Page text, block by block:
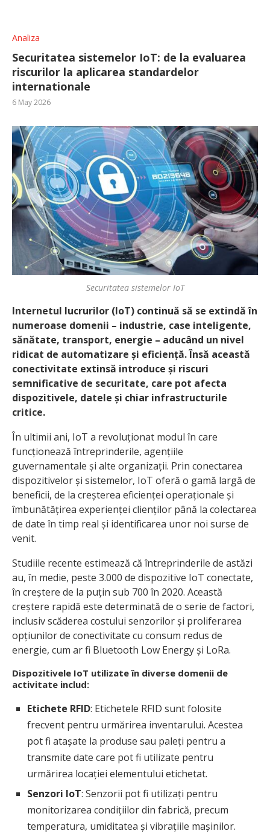
Analiza
Securitatea sistemelor IoT: de la evaluarea
riscurilor la aplicarea standardelor
internationale
6 May 2026
Securitatea sistemelor IoT
Internetul lucrurilor (IoT) continuă să se extindă în
numeroase domenii – industrie, case inteligente,
sănătate, transport, energie – aducând un nivel
ridicat de automatizare și eficiență. Însă această
conectivitate extinsă introduce și riscuri
semnificative de securitate, care pot afecta
dispozitivele, datele și chiar infrastructurile
critice.
În ultimii ani, IoT a revoluționat modul în care
funcționează întreprinderile, agențiile
guvernamentale și alte organizații. Prin conectarea
dispozitivelor și sistemelor, IoT oferă o gamă largă de
beneficii, de la creșterea eficienței operaționale și
îmbunătățirea experienței clienților până la colectarea
de date în timp real și identificarea unor noi surse de
venit.
Studiile recente estimează că întreprinderile de astăzi
au, în medie, peste 3.000 de dispozitive IoT conectate,
în creștere de la puțin sub 700 în 2020. Această
creștere rapidă este determinată de o serie de factori,
inclusiv scăderea costului senzorilor și proliferarea
opțiunilor de conectivitate cu consum redus de
energie, cum ar fi Bluetooth Low Energy și LoRa.
Dispozitivele IoT utilizate în diverse domenii de
activitate includ:
Etichete RFID: Etichetele RFID sunt folosite
frecvent pentru urmărirea inventarului. Acestea
pot fi atașate la produse sau paleți pentru a
transmite date care pot fi utilizate pentru
urmărirea locației elementului etichetat.
Senzori IoT: Senzorii pot fi utilizați pentru
monitorizarea condițiilor din fabrică, precum
temperatura, umiditatea și vibrațiile mașinilor.